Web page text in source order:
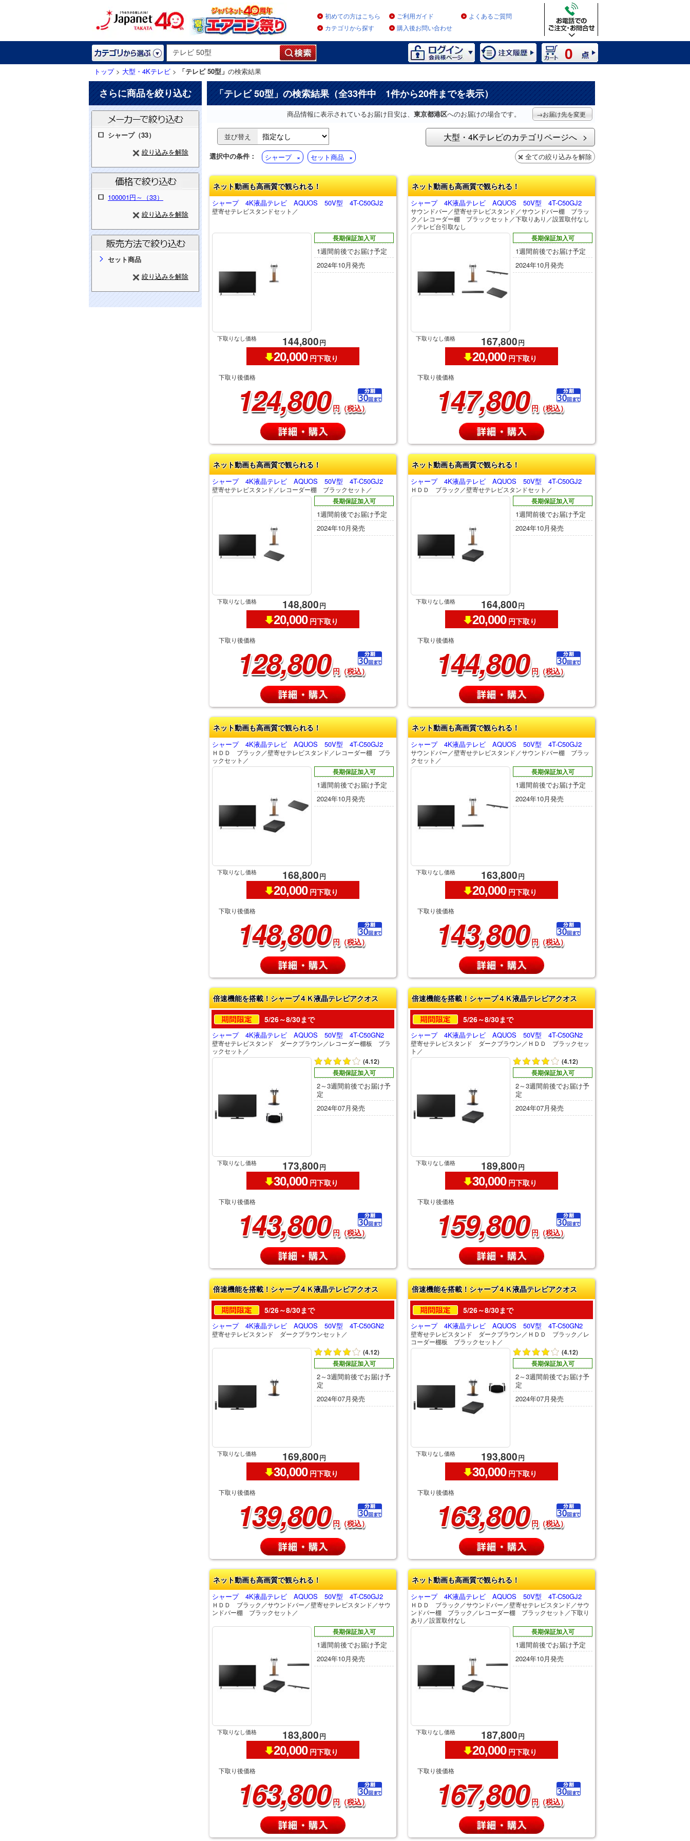
初めての方はこちら ご利用ガイド
よくあるご質問
カテゴリから探す
購入後お問い合わせ
0
トップ> 大型・4Kテレビ > 「テレビ 50型」 の検索結果
さらに商品を絞り込む
シャープ（33）
絞り込みを解除
100001円～（33）
絞り込みを解除
セット商品
絞り込みを解除
「テレビ 50型 」の検索結果（全33件中 1件から20件までを表示）
商品情報に表示されているお届け目安は、 東京都港区へのお届けの場合です。 →お届け先を変更
並び替え 大型・4Kテレビのカテゴリページへ
選択中の条件： シャープ セット商品 全ての絞り込みを解除
ネット動画も高画質で観られる！
シャープ 4K液晶テレビ AQUOS 50V型 4T-C50GJ2
壁寄せテレビスタンドセット／
長期保証加入可
1週間前後でお届け予定
2024年10月発売
下取りなし価格 144,800円
20,000 円下取り
下取り後価格
124,800 円（税込）
ネット動画も高画質で観られる！
シャープ 4K液晶テレビ AQUOS 50V型 4T-C50GJ2
サウンドバー／壁寄せテレビスタンド／サウンドバー棚 ブラッ
ク／レコーダー棚 ブラックセット／下取りあり／設置取付なし
／テレビ台引取なし
長期保証加入可
1週間前後でお届け予定
2024年10月発売
下取りなし価格 167,800円
20,000 円下取り
下取り後価格
147,800 円（税込）
ネット動画も高画質で観られる！
シャープ 4K液晶テレビ AQUOS 50V型 4T-C50GJ2
壁寄せテレビスタンド／レコーダー棚 ブラックセット／
長期保証加入可
1週間前後でお届け予定
2024年10月発売
下取りなし価格 148,800円
20,000 円下取り
下取り後価格
128,800 円（税込）
ネット動画も高画質で観られる！
シャープ 4K液晶テレビ AQUOS 50V型 4T-C50GJ2
ＨＤＤ ブラック／壁寄せテレビスタンドセット／
長期保証加入可
1週間前後でお届け予定
2024年10月発売
下取りなし価格 164,800円
20,000 円下取り
下取り後価格
144,800 円（税込）
ネット動画も高画質で観られる！
シャープ 4K液晶テレビ AQUOS 50V型 4T-C50GJ2
ＨＤＤ ブラック／壁寄せテレビスタンド／レコーダー棚 ブラ
ックセット／
長期保証加入可
1週間前後でお届け予定
2024年10月発売
下取りなし価格 168,800円
20,000 円下取り
下取り後価格
148,800 円（税込）
ネット動画も高画質で観られる！
シャープ 4K液晶テレビ AQUOS 50V型 4T-C50GJ2
サウンドバー／壁寄せテレビスタンド／サウンドバー棚 ブラッ
クセット／
長期保証加入可
1週間前後でお届け予定
2024年10月発売
下取りなし価格 163,800円
20,000 円下取り
下取り後価格
143,800 円（税込）
倍速機能を搭載！シャープ４Ｋ液晶テレビアクオス
5/26～8/30まで
シャープ 4K液晶テレビ AQUOS 50V型 4T-C50GN2
壁寄せテレビスタンド ダークブラウン／レコーダー棚板 ブラ
ックセット／
(4.12)
長期保証加入可
2～3週間前後でお届け予
定
2024年07月発売
下取りなし価格 173,800円
30,000 円下取り
下取り後価格
143,800 円（税込）
倍速機能を搭載！シャープ４Ｋ液晶テレビアクオス
5/26～8/30まで
シャープ 4K液晶テレビ AQUOS 50V型 4T-C50GN2
壁寄せテレビスタンド ダークブラウン／ＨＤＤ ブラックセッ
ト／
(4.12)
長期保証加入可
2～3週間前後でお届け予
定
2024年07月発売
下取りなし価格 189,800円
30,000 円下取り
下取り後価格
159,800 円（税込）
倍速機能を搭載！シャープ４Ｋ液晶テレビアクオス
5/26～8/30まで
シャープ 4K液晶テレビ AQUOS 50V型 4T-C50GN2
壁寄せテレビスタンド ダークブラウンセット／
(4.12)
長期保証加入可
2～3週間前後でお届け予
定
2024年07月発売
下取りなし価格 169,800円
30,000 円下取り
下取り後価格
139,800 円（税込）
倍速機能を搭載！シャープ４Ｋ液晶テレビアクオス
5/26～8/30まで
シャープ 4K液晶テレビ AQUOS 50V型 4T-C50GN2
壁寄せテレビスタンド ダークブラウン／ＨＤＤ ブラック／レ
コーダー棚板 ブラックセット／
(4.12)
長期保証加入可
2～3週間前後でお届け予
定
2024年07月発売
下取りなし価格 193,800円
30,000 円下取り
下取り後価格
163,800 円（税込）
ネット動画も高画質で観られる！
シャープ 4K液晶テレビ AQUOS 50V型 4T-C50GJ2
ＨＤＤ ブラック／サウンドバー／壁寄せテレビスタンド／サウ
ンドバー棚 ブラックセット／
長期保証加入可
1週間前後でお届け予定
2024年10月発売
下取りなし価格 183,800円
20,000 円下取り
下取り後価格
163,800 円（税込）
ネット動画も高画質で観られる！
シャープ 4K液晶テレビ AQUOS 50V型 4T-C50GJ2
ＨＤＤ ブラック／サウンドバー／壁寄せテレビスタンド／サウ
ンドバー棚 ブラック／レコーダー棚 ブラックセット／下取り
あり／設置取付なし
長期保証加入可
1週間前後でお届け予定
2024年10月発売
下取りなし価格 187,800円
20,000 円下取り
下取り後価格
167,800 円（税込）